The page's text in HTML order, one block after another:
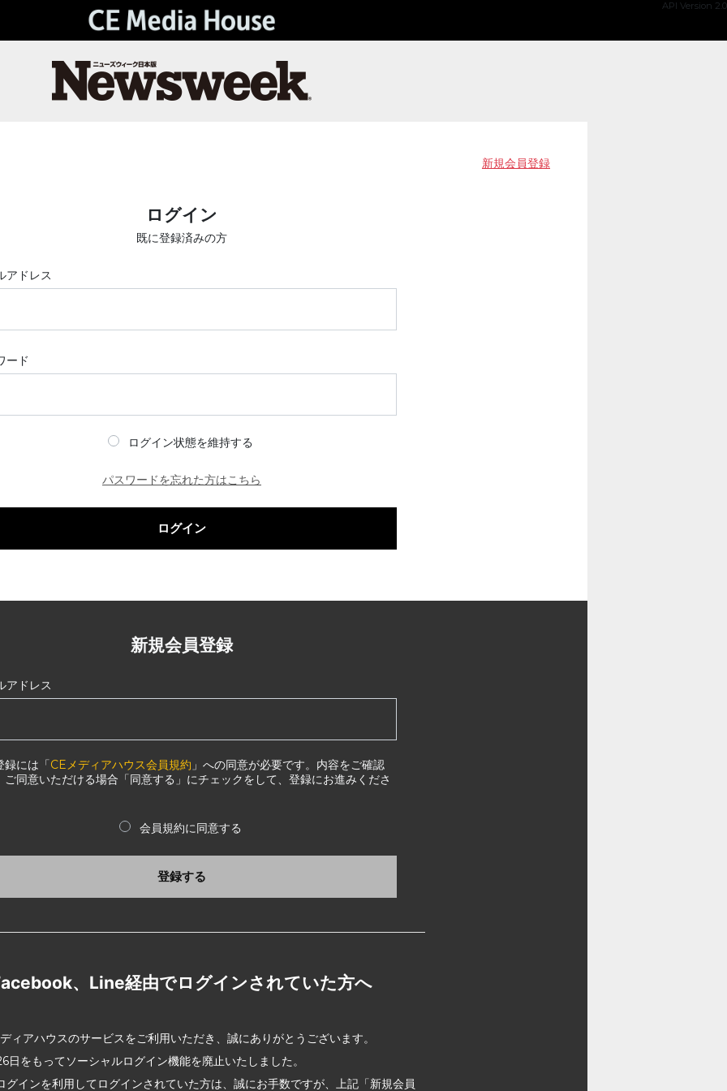
API Version 2.0
新規会員登録
ログイン
既に登録済みの方
アドレス
ード
ログイン状態を維持する
パスワードを忘れた方はこちら
ログイン
新規会員登録
アドレス
録には「CEメディアハウス会員規約 」への同意が必要です。内容をご確認
ご同意いただける場合「同意する」にチェックをして、登録にお進みくださ
会員規約に同意する
登録する
、Line経由でログインされていた方へ
ィアハウスのサービスをご利用いただき、誠にありがとうございます。
日をもってソーシャルログイン機能を廃止いたしました。
グインを利用してログインされていた方は、誠にお手数ですが、上記「新規会員